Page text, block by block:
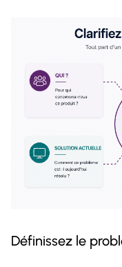
Définissez le